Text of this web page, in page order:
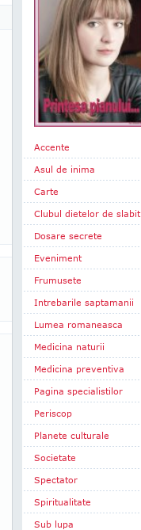
Accente
Asul de inima
Carte
Clubul dietelor de slabit
Dosare secrete
Eveniment
Frumusete
Intrebarile saptamanii
Lumea romaneasca
Medicina naturii
Medicina preventiva
Pagina specialistilor
Periscop
Planete culturale
Societate
Spectator
Spiritualitate
Sub lupa